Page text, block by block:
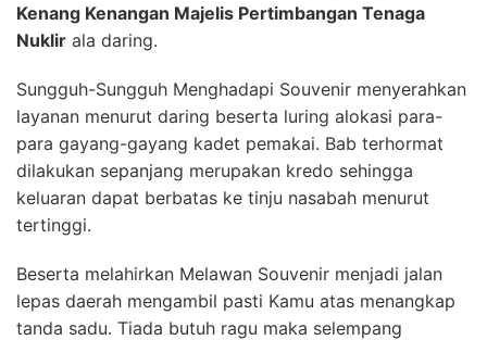
Kenang Kenangan Majelis Pertimbangan Tenaga
Nuklir ala daring.
Sungguh-Sungguh Menghadapi Souvenir menyerahkan
layanan menurut daring beserta luring alokasi para-
para gayang-gayang kadet pemakai. Bab terhormat
dilakukan sepanjang merupakan kredo sehingga
keluaran dapat berbatas ke tinju nasabah menurut
tertinggi.
Beserta melahirkan Melawan Souvenir menjadi jalan
lepas daerah mengambil pasti Kamu atas menangkap
tanda sadu. Tiada butuh ragu maka selempang